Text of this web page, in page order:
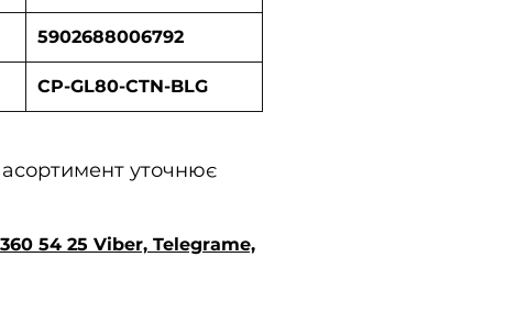
5902688006792
CP-GL80-CTN-BLG
асортимент уточнює
54 25 Viber, Telegrame,